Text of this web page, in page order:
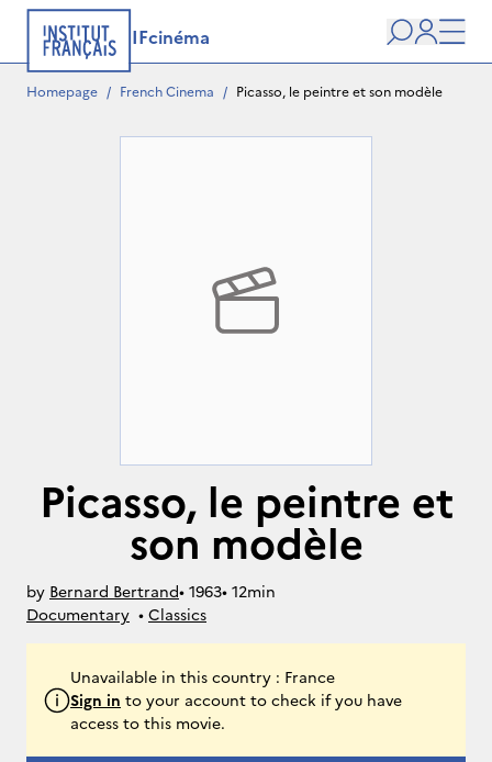
IFcinéma
Search
user
Homepage / French Cinema / Picasso, le peintre et son modèle
Picasso, le peintre et
son modèle
by Bernard Bertrand• 1963• 12min
Documentary • Classics
Unavailable in this country : France
Sign in to your account to check if you have
access to this movie.